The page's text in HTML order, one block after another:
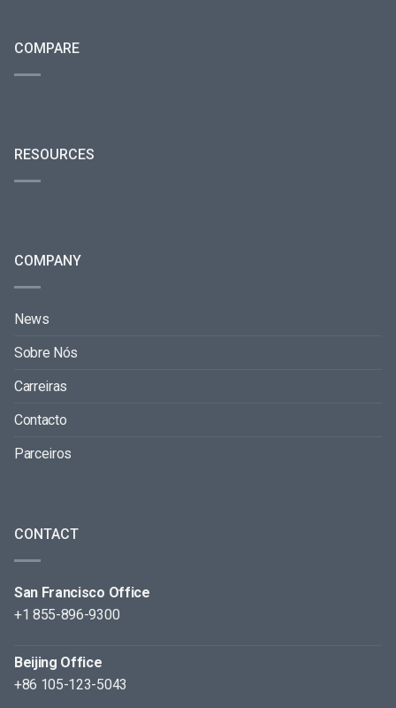
COMPARE
RESOURCES
COMPANY
News
Sobre Nós
Carreiras
Contacto
Parceiros
CONTACT
San Francisco Office
+1 855-896-9300
Beijing Office
+86 105-123-5043